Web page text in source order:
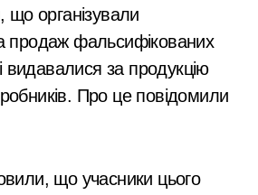
що організували
продаж фальсифікованих
видавалися за продукцію
Про це повідомили
що учасники цього